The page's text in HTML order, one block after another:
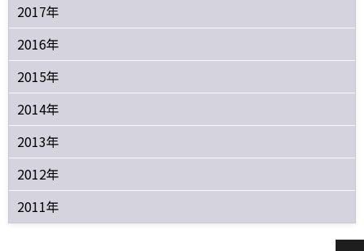
2017年
2016年
2015年
2014年
2013年
2012年
2011年